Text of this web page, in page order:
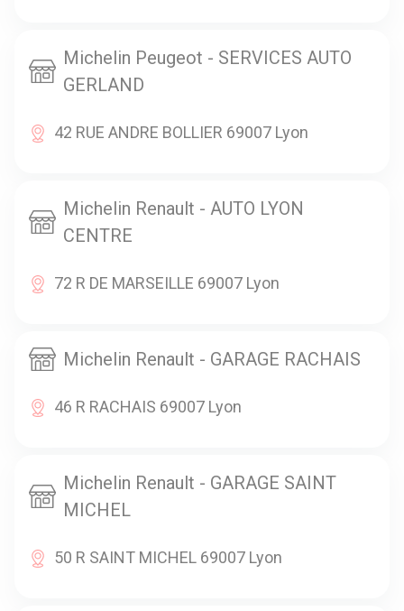
Michelin Peugeot - SERVICES AUTO
GERLAND
42 RUE ANDRE BOLLIER 69007 Lyon
Michelin Renault - AUTO LYON
CENTRE
72 R DE MARSEILLE 69007 Lyon
Michelin Renault - GARAGE RACHAIS
46 R RACHAIS 69007 Lyon
Michelin Renault - GARAGE SAINT
MICHEL
50 R SAINT MICHEL 69007 Lyon